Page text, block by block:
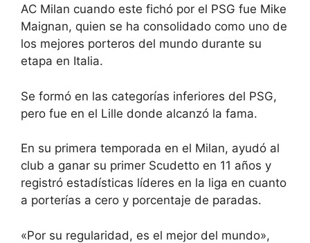
AC Milan cuando este fichó por el PSG fue Mike
Maignan, quien se ha consolidado como uno de
los mejores porteros del mundo durante su
etapa en Italia.
Se formó en las categorías inferiores del PSG,
pero fue en el Lille donde alcanzó la fama.
En su primera temporada en el Milan, ayudó al
club a ganar su primer Scudetto en 11 años y
registró estadísticas líderes en la liga en cuanto
a porterías a cero y porcentaje de paradas.
«Por su regularidad, es el mejor del mundo»,